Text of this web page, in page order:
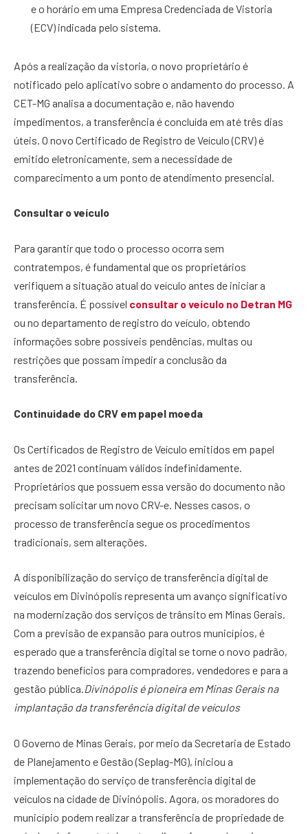
e o horário em uma Empresa Credenciada de Vistoria
(ECV) indicada pelo sistema.
Após a realização da vistoria, o novo proprietário é
notificado pelo aplicativo sobre o andamento do processo. A
CET-MG analisa a documentação e, não havendo
impedimentos, a transferência é concluída em até três dias
úteis. O novo Certificado de Registro de Veículo (CRV) é
emitido eletronicamente, sem a necessidade de
comparecimento a um ponto de atendimento presencial.
Consultar o veículo
Para garantir que todo o processo ocorra sem
contratempos, é fundamental que os proprietários
verifiquem a situação atual do veículo antes de iniciar a
transferência. É possível consultar o veículo no Detran MG
ou no departamento de registro do veículo, obtendo
informações sobre possíveis pendências, multas ou
restrições que possam impedir a conclusão da
transferência.
Continuidade do CRV em papel moeda
Os Certificados de Registro de Veículo emitidos em papel
antes de 2021 continuam válidos indefinidamente.
Proprietários que possuem essa versão do documento não
precisam solicitar um novo CRV-e. Nesses casos, o
processo de transferência segue os procedimentos
tradicionais, sem alterações.
A disponibilização do serviço de transferência digital de
veículos em Divinópolis representa um avanço significativo
na modernização dos serviços de trânsito em Minas Gerais.
Com a previsão de expansão para outros municípios, é
esperado que a transferência digital se torne o novo padrão,
trazendo benefícios para compradores, vendedores e para a
gestão pública.Divinópolis é pioneira em Minas Gerais na
implantação da transferência digital de veículos
O Governo de Minas Gerais, por meio da Secretaria de Estado
de Planejamento e Gestão (Seplag-MG), iniciou a
implementação do serviço de transferência digital de
veículos na cidade de Divinópolis. Agora, os moradores do
município podem realizar a transferência de propriedade de